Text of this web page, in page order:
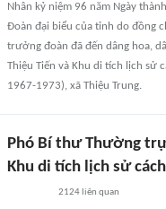
Nhân kỷ niệm 96 năm Ngày
Đoàn đại biểu của tỉnh do đồng
trưởng đoàn đã đến dâng hoa,
Thiệu Tiến và Khu di tích lịch sử
1967-1973), xã Thiệu Trung.
Phó Bí thư Thường
Khu di tích lịch sử
2124 liên quan